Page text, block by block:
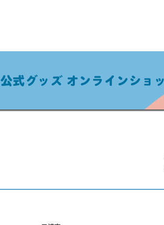
公式グッズ オンラインショ